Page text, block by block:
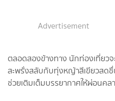
Advertisement
ตลอดสองข้างทาง นักท่องเที่ยว
สะพรั่งสลับกับทุ่งหญ้าสีเขียวสดชื่
ช่วยเติมเต็มบรรยากาศให้ผ่อนคล